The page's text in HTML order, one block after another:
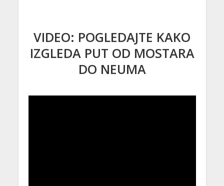
VIDEO: POGLEDAJTE KAKO
IZGLEDA PUT OD MOSTARA
DO NEUMA